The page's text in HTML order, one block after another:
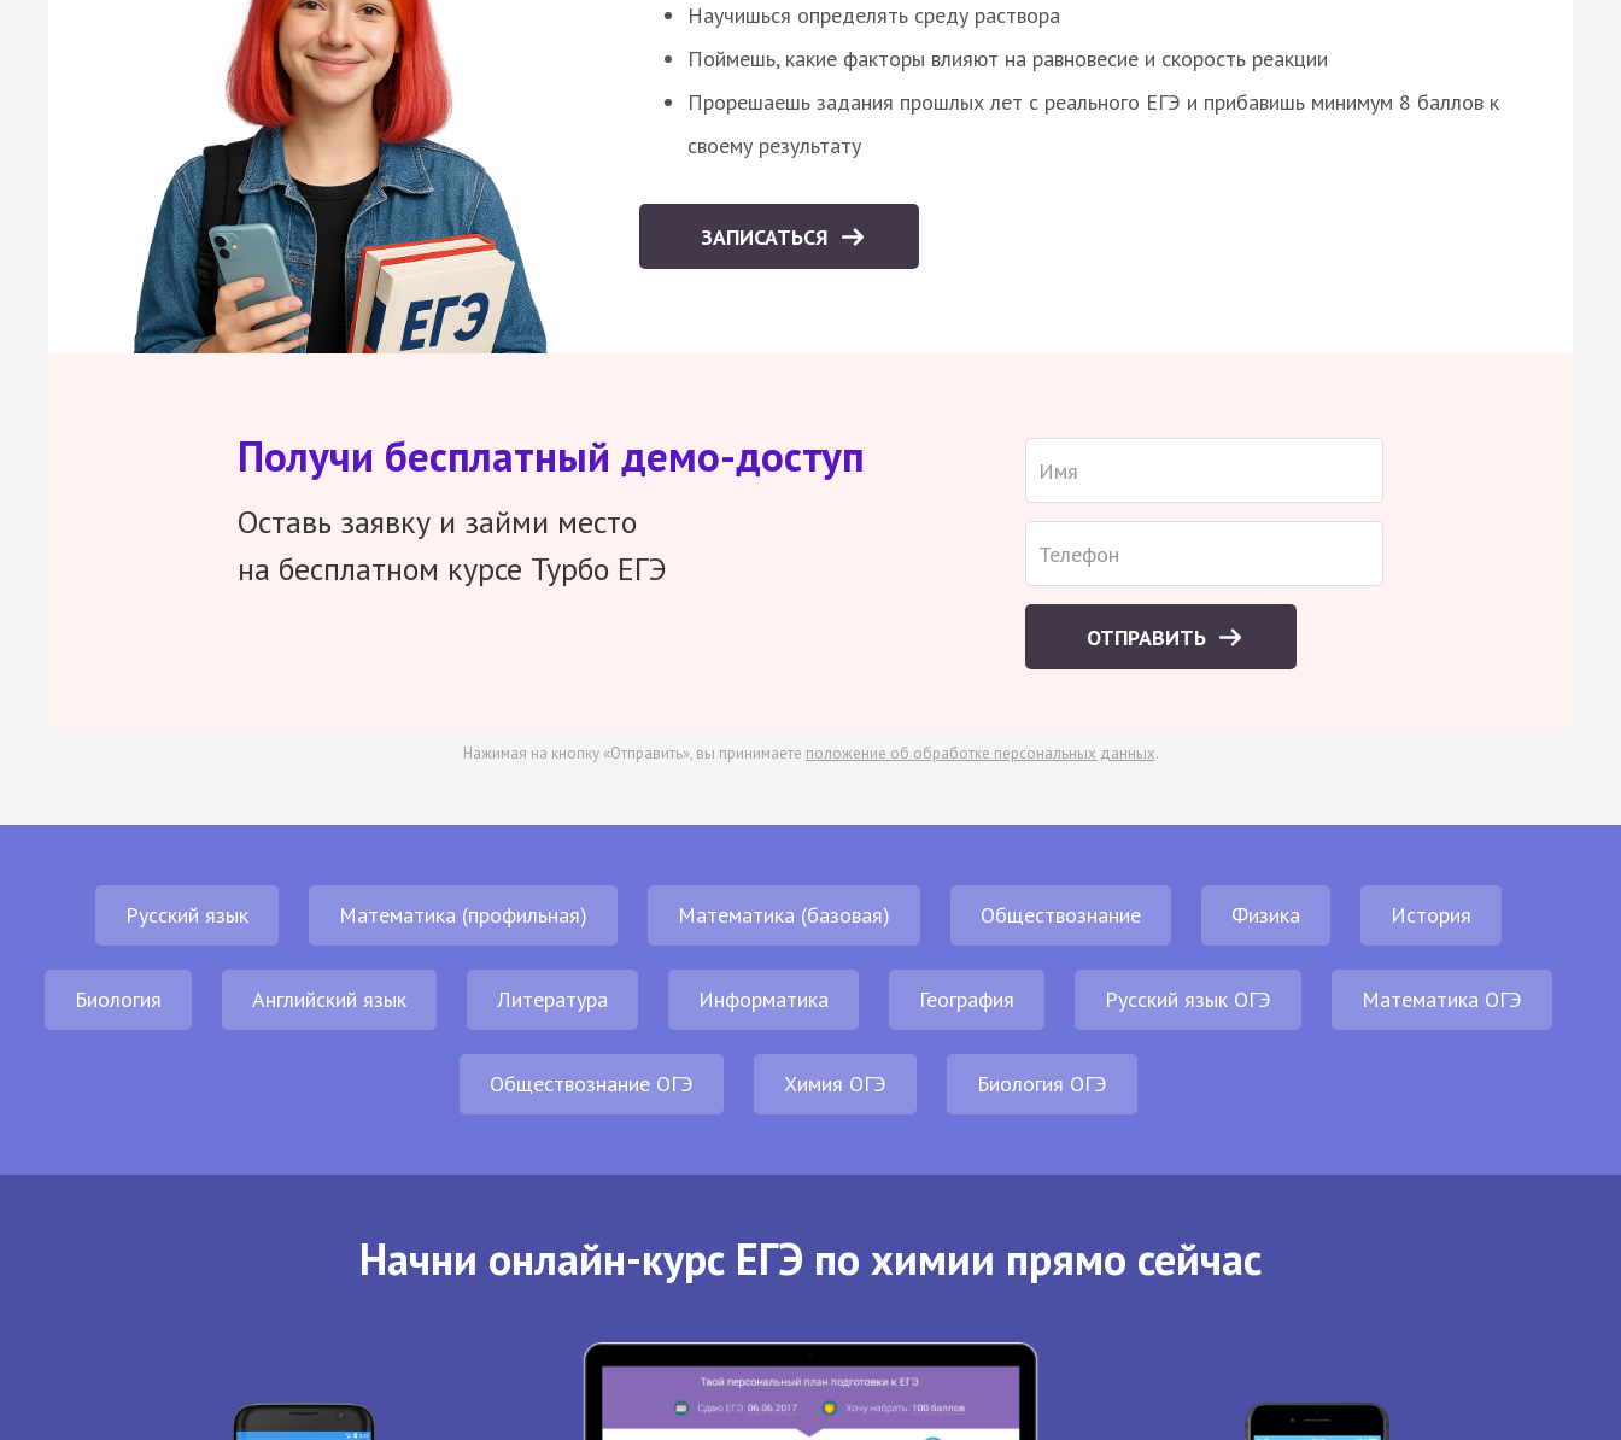
Научишься определять среду раствора
Поймешь, какие факторы влияют на равновесие и скорость реакции
Прорешаешь задания прошлых лет с реального ЕГЭ и прибавишь минимум 8 баллов к
своему результату
ЗАПИСАТЬСЯ
Получи бесплатный демо-доступ
Оставь заявку и займи место
на бесплатном курсе Турбо ЕГЭ
ОТПРАВИТЬ
Нажимая на кнопку «Отправить», вы принимаете положение об обработке персональных данных.
Русский язык Математика (профильная) Математика (базовая) Обществознание Физика История
Биология Английский язык Литература Информатика География Русский язык ОГЭ Математика ОГЭ
Обществознание ОГЭ Химия ОГЭ Биология ОГЭ
Начни онлайн-курс ЕГЭ по химии прямо сейчас